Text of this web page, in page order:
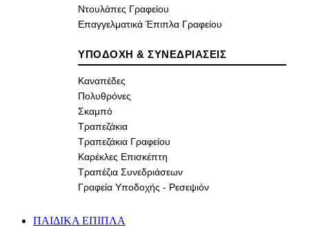
Ντουλάπες Γραφείου
Επαγγελματικά Έπιπλα Γραφείου
ΥΠΟΔΟΧΗ & ΣΥΝΕΔΡΙΑΣΕΙΣ
Καναπέδες
Πολυθρόνες
Σκαμπό
Τραπεζάκια
Τραπεζάκια Γραφείου
Καρέκλες Επισκέπτη
Τραπέζια Συνεδριάσεων
Γραφεία Υποδοχής - Ρεσεψιόν
ΠΑΙΔΙΚΑ ΕΠΙΠΛΑ